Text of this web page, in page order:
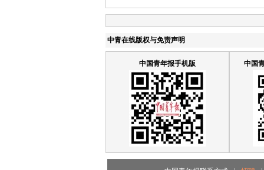
中青在线版权与免责声明
中国青年报手机版 中国